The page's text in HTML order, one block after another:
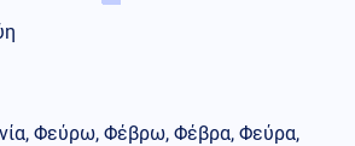
Φεύρω, Φέβρω, Φέβρα, Φεύρα,